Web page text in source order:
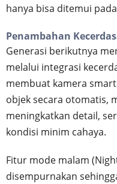
hanya bisa ditemui
Penambahan
Generasi berikutnya
melalui integrasi
membuat kamera
objek secara otomatis,
meningkatkan detail,
kondisi minim cahaya.
Fitur mode malam
disempurnakan